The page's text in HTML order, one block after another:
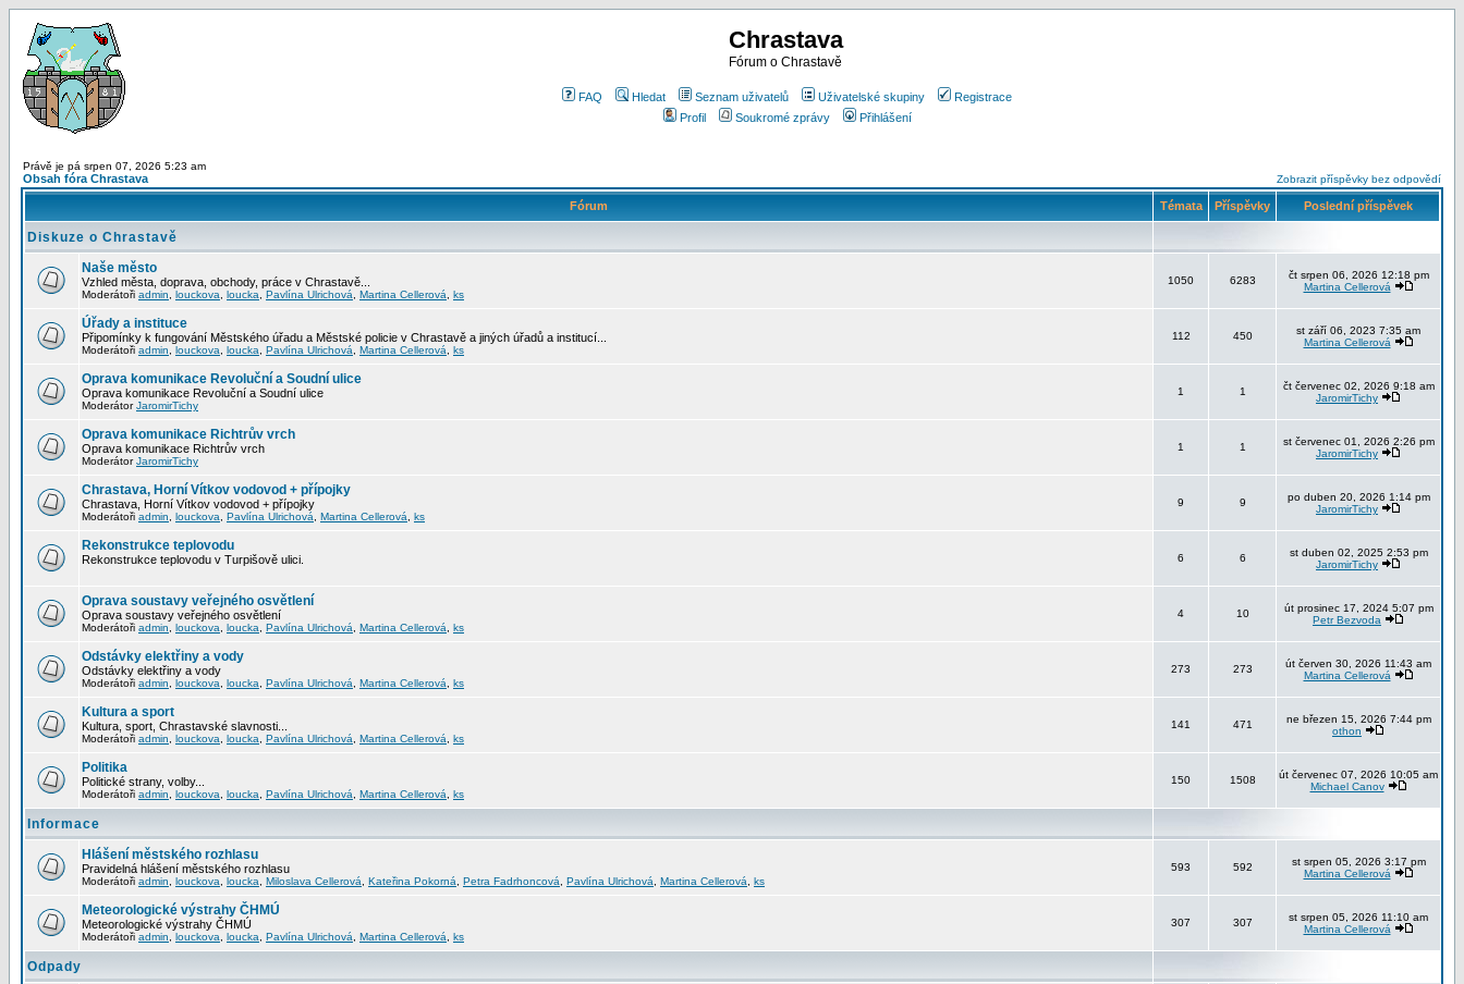
Chrastava
Fórum o Chrastavě
FAQ Hledat Seznam uživatelů Uživatelské skupiny
Registrace
Profil
Soukromé zprávy Přihlášení
Právě je pá srpen 07, 2026 5:23 am
Obsah fóra Chrastava Zobrazit příspěvky bez odpovědí
Fórum Témata Příspěvky Poslední příspěvek
Diskuze o Chrastavě
Naše město
Vzhled města, doprava, obchody, práce v Chrastavě...
Moderátoři admin louckova loucka Pavlína Ulrichová Martina Cellerová ks
1050 6283
čt srpen 06, 2026 12:18 pm
Martina Cellerová
Úřady a instituce
Připomínky k fungování Městského úřadu a Městské policie v Chrastavě a jiných úřadů a institucí...
Moderátoři admin louckova loucka Pavlína Ulrichová Martina Cellerová ks
112 450
st září 06, 2023 7:35 am
Martina Cellerová
Oprava komunikace Revoluční a Soudní ulice
Oprava komunikace Revoluční a Soudní ulice
ModerátorJaromirTichy
1 1
čt červenec 02, 2026 9:18 am
JaromirTichy
Oprava komunikace Richtrův vrch
Oprava komunikace Richtrův vrch
ModerátorJaromirTichy
1 1
st červenec 01, 2026 2:26 pm
JaromirTichy
Chrastava, Horní Vítkov vodovod + přípojky
Chrastava, Horní Vítkov vodovod + přípojky
Moderátoři admin louckova Pavlína Ulrichová Martina Cellerová ks
9 9
po duben 20, 2026 1:14 pm
JaromirTichy
Rekonstrukce teplovodu
Rekonstrukce teplovodu v Turpišově ulici. 6 6
st duben 02, 2025 2:53 pm
JaromirTichy
Oprava soustavy veřejného osvětlení
Oprava soustavy veřejného osvětlení
Moderátoři admin louckova loucka Pavlína Ulrichová Martina Cellerová ks
4 10
út prosinec 17, 2024 5:07 pm
Petr Bezvoda
Odstávky elektřiny a vody
Odstávky elektřiny a vody
Moderátoři admin louckova loucka Pavlína Ulrichová Martina Cellerová ks
273 273
út červen 30, 2026 11:43 am
Martina Cellerová
Kultura a sport
Kultura, sport, Chrastavské slavnosti...
Moderátoři admin louckova loucka Pavlína Ulrichová Martina Cellerová ks
141 471
ne březen 15, 2026 7:44 pm
othon
Politika
Politické strany, volby...
Moderátoři admin louckova loucka Pavlína Ulrichová Martina Cellerová ks
150 1508
út červenec 07, 2026 10:05 am
Michael Canov
Informace
Hlášení městského rozhlasu
Pravidelná hlášení městského rozhlasu
Moderátoři admin louckova loucka Miloslava Cellerová Kateřina Pokorná Petra Fadrhoncová Pavlína Ulrichová Martina Cellerová ks
593 592
st srpen 05, 2026 3:17 pm
Martina Cellerová
Meteorologické výstrahy ČHMÚ
Meteorologické výstrahy ČHMÚ
Moderátoři admin louckova loucka Pavlína Ulrichová Martina Cellerová ks
307 307
st srpen 05, 2026 11:10 am
Martina Cellerová
Odpady